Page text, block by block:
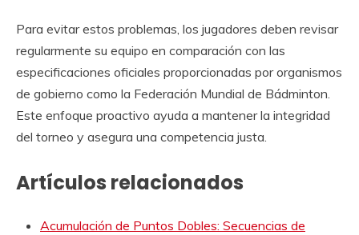
Para evitar estos problemas, los jugadores deben revisar
regularmente su equipo en comparación con las
especificaciones oficiales proporcionadas por organismos
de gobierno como la Federación Mundial de Bádminton.
Este enfoque proactivo ayuda a mantener la integridad
del torneo y asegura una competencia justa.
Artículos relacionados
Acumulación de Puntos Dobles: Secuencias de